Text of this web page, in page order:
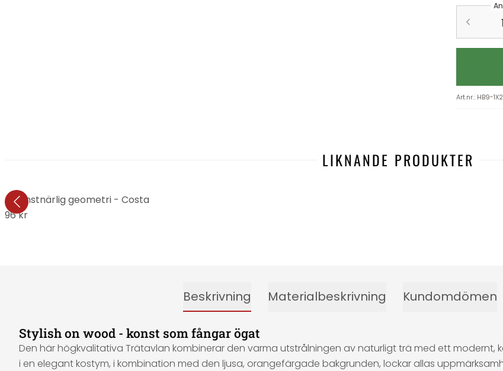
Art.nr.: HB9-
LIKNANDE PRODUKTER
konstnärlig geometri - Costa
kr
Beskrivning Materialbeskrivning Kundomdömen
Stylish on wood - konst som fångar ögat
Den här högkvalitativa Trätavlan kombinerar den varma utstrålningen av naturligt trä med ett modernt,
i en elegant kostym, i kombination med den ljusa, orangefärgade bakgrunden, lockar allas